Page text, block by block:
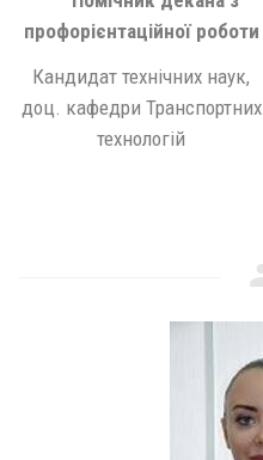
профорієнтаційної роботи
Кандидат технічних наук,
доц. кафедри Транспортних
технологій